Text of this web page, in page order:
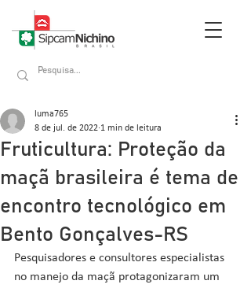
Fruticultura: Proteção da
maçã brasileira é tema de
encontro tecnológico em
Bento Gonçalves-RS
luma765
8 de jul. de 2022 1 min de leitura
Pesquisadores e consultores especialistas
no manejo da maçã protagonizaram um